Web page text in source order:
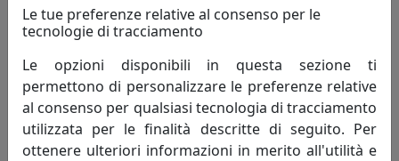
IPlex
175,00 €
Le tue preferenze relative al consenso per le
tecnologie di tracciamento
Le opzioni disponibili in questa sezione ti
permettono di personalizzare le preferenze relative
al consenso per qualsiasi tecnologia di tracciamento
utilizzata per le finalità descritte di seguito. Per
ottenere ulteriori informazioni in merito all'utilità e